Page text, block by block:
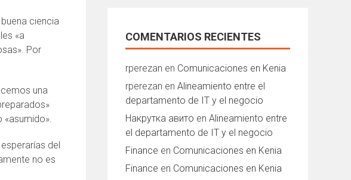
ciencia
«a
Por
una
del
no es
COMENTARIOS RECIENTES
rperezan en Comunicaciones en Kenia
rperezan en Alineamiento entre el
departamento de IT y el negocio
Накрутка авито en Alineamiento entre
el departamento de IT y el negocio
Finance en Comunicaciones en Kenia
Finance en Comunicaciones en Kenia